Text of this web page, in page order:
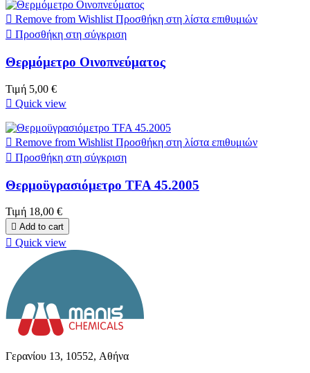
 Remove from Wishlist Προσθήκη στη λίστα επιθυμιών
 Προσθήκη στη σύγκριση
Θερμόμετρο Οινοπνεύματος
Τιμή 5,00 €
 Quick view
 Remove from Wishlist Προσθήκη στη λίστα επιθυμιών
 Προσθήκη στη σύγκριση
Θερμοϋγρασιόμετρο TFA 45.2005
Τιμή 18,00 €
 Add to cart
 Quick view
Γερανίου 13, 10552, Aθήνα